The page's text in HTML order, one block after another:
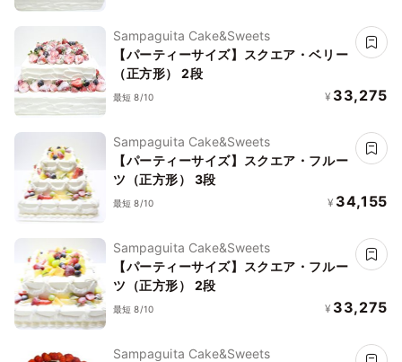
Sampaguita Cake&Sweets
【パーティーサイズ】スクエア・ベリー
（正方形） 2段
最短 8/10 ¥ 33,275
Sampaguita Cake&Sweets
【パーティーサイズ】スクエア・フルー
ツ（正方形） 3段
最短 8/10 ¥ 34,155
Sampaguita Cake&Sweets
【パーティーサイズ】スクエア・フルー
ツ（正方形） 2段
最短 8/10 ¥ 33,275
Sampaguita Cake&Sweets